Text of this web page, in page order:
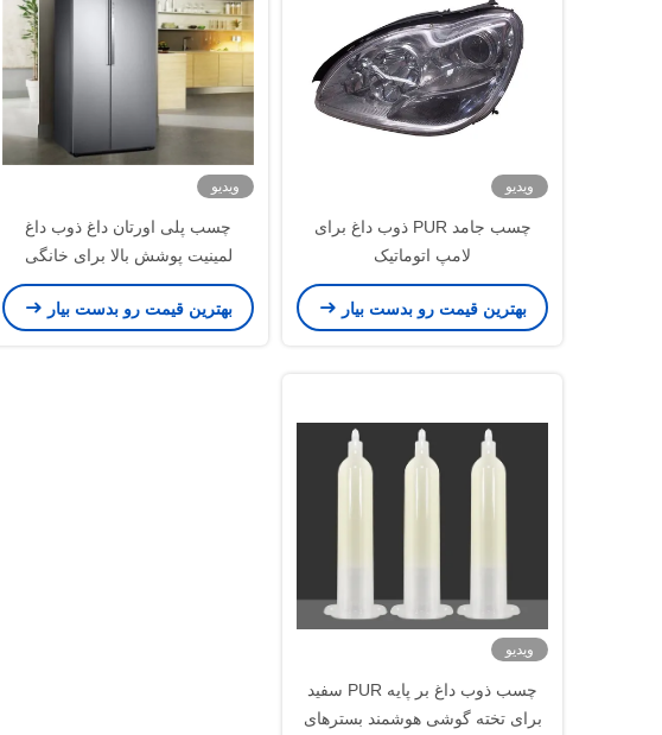
ویدیو
چسب جامد PUR ذوب داغ برای
لامپ اتوماتیک
بهترین قیمت رو بدست بیار
ویدیو
چسب پلی اورتان داغ ذوب داغ
لمینیت پوشش بالا برای خانگی
بهترین قیمت رو بدست بیار
ویدیو
چسب ذوب داغ بر پایه PUR سفید
برای تخته گوشی هوشمند بسترهای